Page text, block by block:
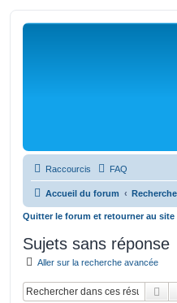
Raccourcis FAQ
Accueil du forum
Quitter le forum et retourner au site
Sujets sans réponse
Aller sur la recherche avancée